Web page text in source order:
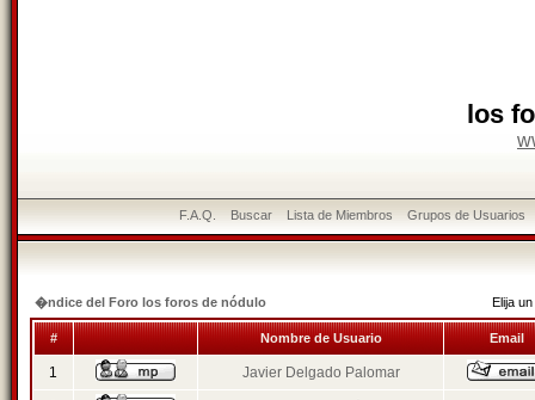
los
F.A.Q. Buscar Lista de Miembros Grupos de Usuarios
�ndice del Foro los foros de nódulo Elija
# Nombre de Usuario Email
1 Javier Delgado Palomar